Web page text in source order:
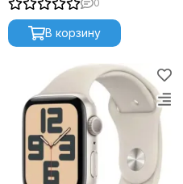
0
В корзину